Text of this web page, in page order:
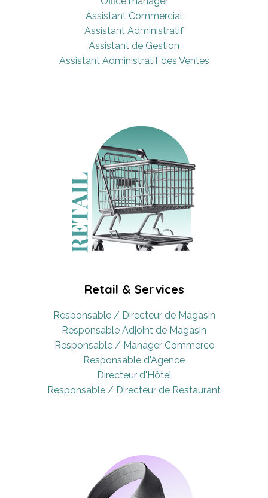
Assistant Commercial
Assistant Administratif
Assistant de Gestion
Assistant Administratif des Ventes
Retail & Services
Responsable / Directeur de Magasin
Responsable Adjoint de Magasin
Responsable / Manager Commerce
Responsable d'Agence
Directeur d'Hôtel
Responsable / Directeur de Restaurant